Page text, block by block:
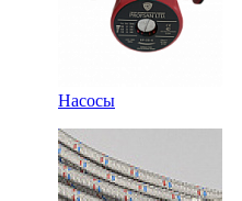
Насосы